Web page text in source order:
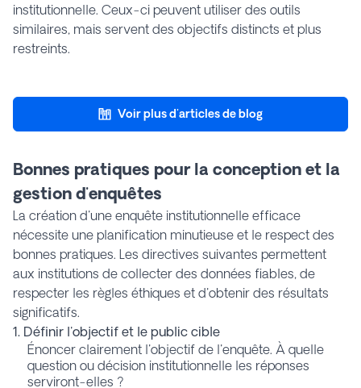
institutionnelle. Ceux-ci peuvent utiliser des outils
similaires, mais servent des objectifs distincts et plus
restreints.
Voir plus d'articles de blog
Bonnes pratiques pour la conception et la
gestion d'enquêtes
La création d'une enquête institutionnelle efficace
nécessite une planification minutieuse et le respect des
bonnes pratiques. Les directives suivantes permettent
aux institutions de collecter des données fiables, de
respecter les règles éthiques et d'obtenir des résultats
significatifs.
1. Définir l'objectif et le public cible
Énoncer clairement l'objectif de l'enquête. À quelle
question ou décision institutionnelle les réponses
serviront-elles ?